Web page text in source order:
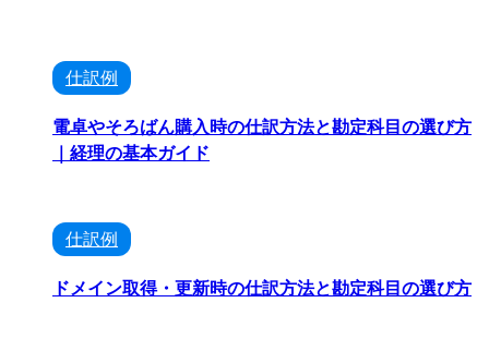
仕訳例
電卓やそろばん購入時の仕訳方法と勘定科目の選び方
｜経理の基本ガイド
仕訳例
ドメイン取得・更新時の仕訳方法と勘定科目の選び方